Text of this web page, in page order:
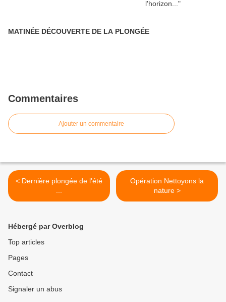
MATINÉE DÉCOUVERTE DE LA PLONGÉE
Commentaires
Ajouter un commentaire
< Dernière plongée de l'été
Opération Nettoyons la
nature >
Hébergé par Overblog
Top articles
Pages
Contact
Signaler un abus